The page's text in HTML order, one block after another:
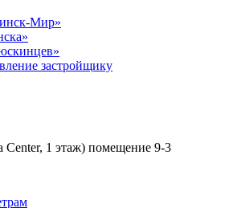
Мир»
застройщику
Center, 1 этаж) помещение 9-3